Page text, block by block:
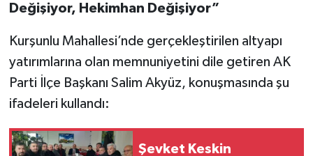
Değişiyor, Hekimhan Değişiyor”
Kurşunlu Mahallesi’nde gerçekleştirilen altyapı
yatırımlarına olan memnuniyetini dile getiren AK
Parti İlçe Başkanı Salim Akyüz, konuşmasında şu
ifadeleri kullandı:
Şevket Keskin